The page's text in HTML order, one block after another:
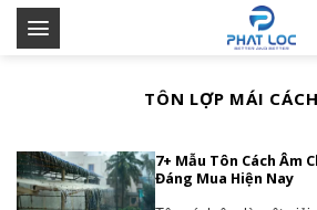
Skip
TÔN LỢP MÁI
7+ Mẫu Tôn Cách Âm
Đáng Mua Hiện Nay